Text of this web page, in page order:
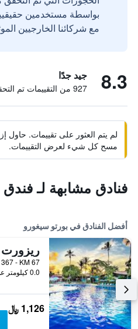
مع شركائنا الخارجيين
8.3 جيد جدًا
927 من التقييمات تم التحقق منها
لم يتم العثور على تقييمات. حاول
مسح كل شيء لعرض التقييمات.
فنادق مشابهة لـ فندق
أفضل الفنادق في بورتو سيغورو
0.0 كيلومتر عن وسط المدينة
1,126 ﷼